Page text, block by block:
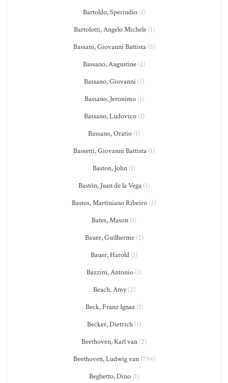
Bartoldo, Sperindio(1)
Bartolotti, Angelo Michele(1)
Bassani, Giovanni Battista(5)
Bassano, Augustine(2)
Bassano, Giovanni (1)
Bassano, Jeronimo(1)
Bassano, Ludovico(1)
Bassano, Oratio (1)
Bassetti, Giovanni Battista (1)
Baston, John (1)
Bastón, Juan de la Vega (1)
Bastos, Martiniano Ribeiro (2)
Bates, Mason (1)
Bauer, Guilherme(2)
Bauer, Harold (1)
Bazzini, Antonio (1)
Beach, Amy(2)
Beck, Franz Ignaz(1)
Becker, Dietrich (1)
Beethoven, Karl van (2)
Beethoven, Ludwig van(794)
Beghetto, Dino (1)